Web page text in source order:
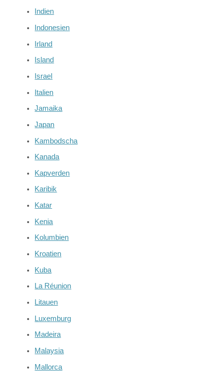
Indien
Indonesien
Irland
Island
Israel
Italien
Jamaika
Japan
Kambodscha
Kanada
Kapverden
Karibik
Katar
Kenia
Kolumbien
Kroatien
Kuba
La Réunion
Litauen
Luxemburg
Madeira
Malaysia
Mallorca